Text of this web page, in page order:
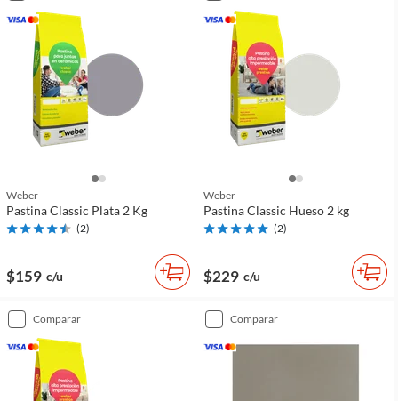
Weber
Pastina Classic Plata 2 Kg
(2)
$159 c/u
Weber
Pastina Classic Hueso 2 kg
(2)
$229 c/u
comparar comparar